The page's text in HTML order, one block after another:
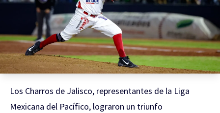
Los Charros de Jalisco, representantes de la Liga
Mexicana del Pacífico, lograron un triunfo